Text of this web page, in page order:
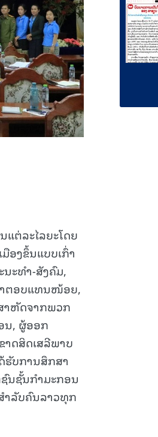
ຕ່ລະໄລຍະໂດຍ
ອງຂຶ້ນແບບເກົ່າ
ະທຳ-ສັງຄົມ,
າຕອບແທນໜ້ອຍ,
າຫັດຈາກພວກ
ນ, ຜູ້ອອກ
າດສິດເສລີພາບ
ຮັບການສຶກສາ
ນຊັ້ນກຳມະກອນ
ຳລັບຄົນລາວທຸກ
08-2026)